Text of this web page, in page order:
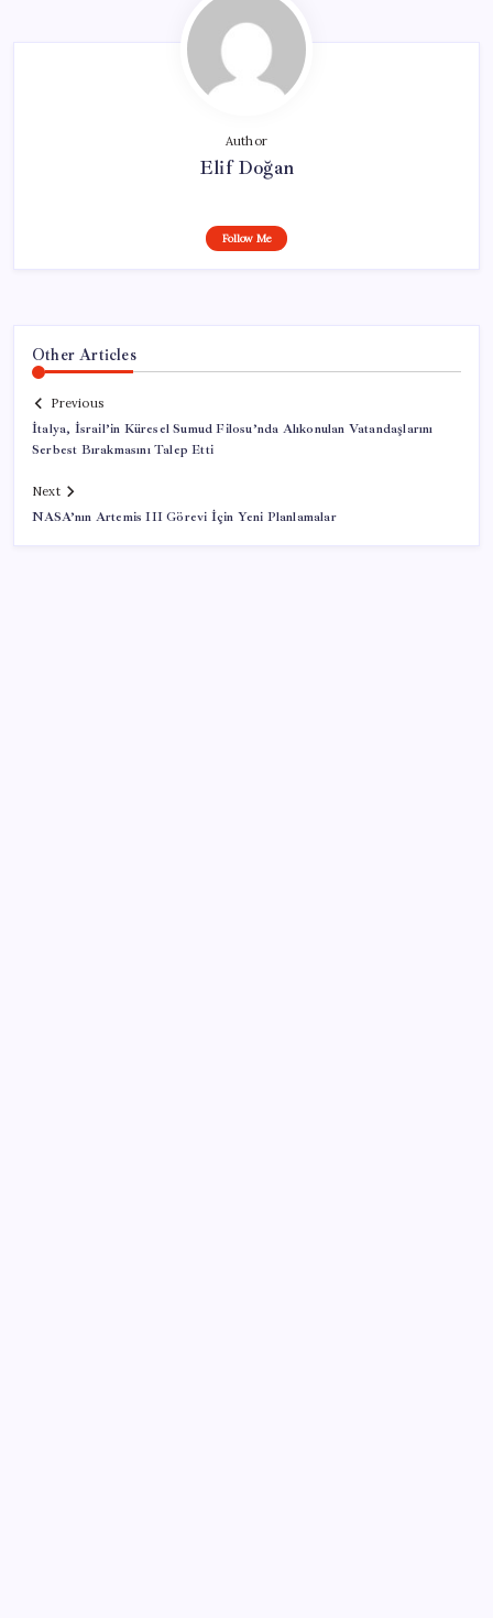
Author
Elif Doğan
Follow Me
Other Articles
Previous
İtalya, İsrail’in Küresel Sumud Filosu’nda Alıkonulan Vatandaşlarını
Serbest Bırakmasını Talep Etti
Next
NASA’nın Artemis III Görevi İçin Yeni Planlamalar